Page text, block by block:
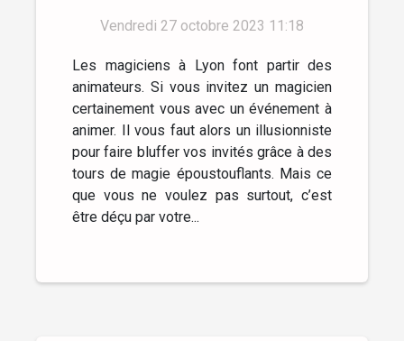
Vendredi 27 octobre 2023 11:18
Les magiciens à Lyon font partir des
animateurs. Si vous invitez un magicien
certainement vous avec un événement à
animer. Il vous faut alors un illusionniste
pour faire bluffer vos invités grâce à des
tours de magie époustouflants. Mais ce
que vous ne voulez pas surtout, c’est
être déçu par votre...